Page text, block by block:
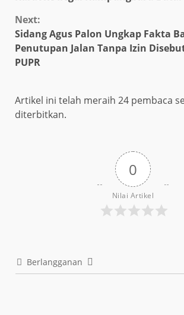
Next:
Sidang Agus Palon Ungkap Fakta
Penutupan Jalan Tanpa Izin
PUPR
Artikel ini telah meraih 24 pembaca
diterbitkan.
0
Nilai Artikel
Berlangganan